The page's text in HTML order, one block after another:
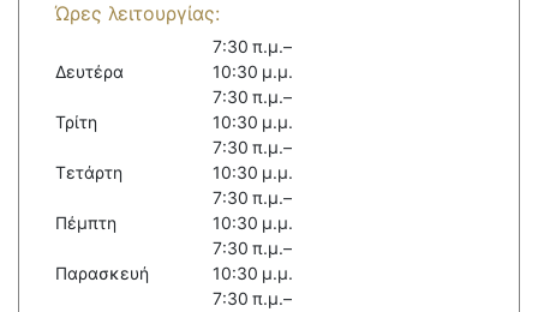
Ώρες λειτουργίας:
Δευτέρα
7:30 π.μ.–
10:30 μ.μ.
Τρίτη
7:30 π.μ.–
10:30 μ.μ.
Τετάρτη
7:30 π.μ.–
10:30 μ.μ.
Πέμπτη
7:30 π.μ.–
10:30 μ.μ.
Παρασκευή
7:30 π.μ.–
10:30 μ.μ.
7:30 π.μ.–